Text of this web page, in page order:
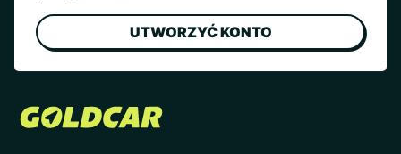
UTWORZYĆ KONTO